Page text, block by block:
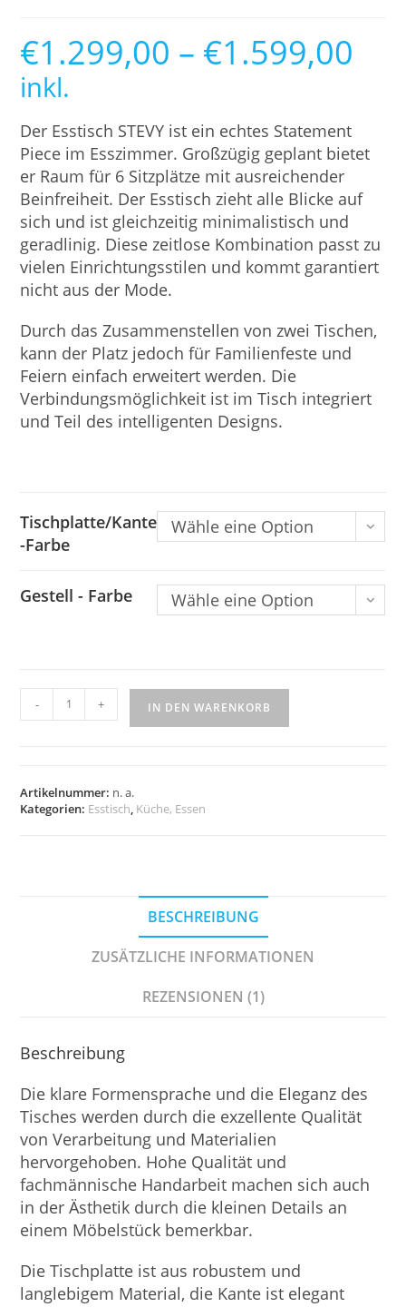
€1.299,00 – €1.599,00
inkl.
Der Esstisch STEVY ist ein echtes Statement
Piece im Esszimmer. Großzügig geplant bietet
er Raum für 6 Sitzplätze mit ausreichender
Beinfreiheit. Der Esstisch zieht alle Blicke auf
sich und ist gleichzeitig minimalistisch und
geradlinig. Diese zeitlose Kombination passt zu
vielen Einrichtungsstilen und kommt garantiert
nicht aus der Mode.
Durch das Zusammenstellen von zwei Tischen,
kann der Platz jedoch für Familienfeste und
Feiern einfach erweitert werden. Die
Verbindungsmöglichkeit ist im Tisch integriert
und Teil des intelligenten Designs.
Tischplatte/Kante
-Farbe
Wähle eine Option
Gestell - Farbe Wähle eine Option
- + IN DEN WARENKORB
Artikelnummer: n. a.
Kategorien: Esstisch, Küche, Essen
BESCHREIBUNG
ZUSÄTZLICHE INFORMATIONEN
REZENSIONEN (1)
Beschreibung
Die klare Formensprache und die Eleganz des
Tisches werden durch die exzellente Qualität
von Verarbeitung und Materialien
hervorgehoben. Hohe Qualität und
fachmännische Handarbeit machen sich auch
in der Ästhetik durch die kleinen Details an
einem Möbelstück bemerkbar.
Die Tischplatte ist aus robustem und
langlebigem Material, die Kante ist elegant